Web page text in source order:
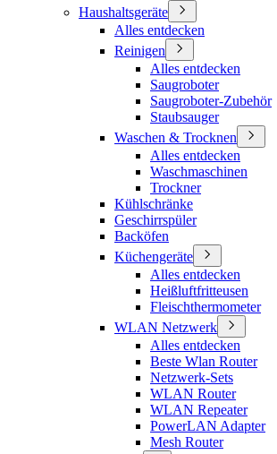
Haushaltsgeräte
Alles entdecken
Reinigen
Alles entdecken
Saugroboter
Saugroboter-Zubehör
Staubsauger
Waschen & Trocknen
Alles entdecken
Waschmaschinen
Trockner
Kühlschränke
Geschirrspüler
Backöfen
Küchengeräte
Alles entdecken
Heißluftfritteusen
Fleischthermometer
WLAN Netzwerk
Alles entdecken
Beste Wlan Router
Netzwerk-Sets
WLAN Router
WLAN Repeater
PowerLAN Adapter
Mesh Router